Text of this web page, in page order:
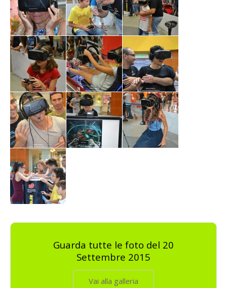
Guarda tutte le foto del 20
Settembre 2015
Vai alla galleria